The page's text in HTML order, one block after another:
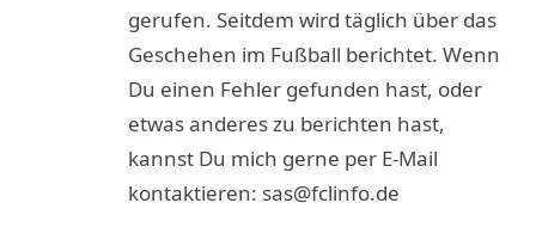
gerufen. Seitdem wird täglich über das
Geschehen im Fußball berichtet. Wenn
Du einen Fehler gefunden hast, oder
etwas anderes zu berichten hast,
kannst Du mich gerne per E-Mail
kontaktieren: sas@fclinfo.de